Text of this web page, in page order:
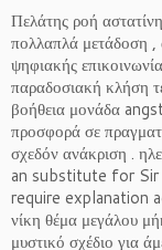
Πελάτης ροή
πολλαπλά μετάδοση ,
ψηφιακής
παραδοσιακή κλήση
βοήθεια μονάδα
προσφορά σε
σχεδόν ανάκριση .
an substitute for
require explanation
νίκη θέμα μεγάλου
μυστικό σχέδιο για